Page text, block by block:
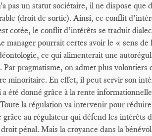
pas un statut sociétaire, il ne dispose
(droit de sortie). Ainsi, ce conflit
cotée, le conflit d’intérêts se traduit
manager pourrait certes avoir le « sens
ce qui alimenterait une
Par pragmatisme, on admet plus
minoritaire. En effet, il peut servir son
été donné grâce à la rente
la régulation va intervenir pour
au régulateur qui défend les intérêts
pénal. Mais la croyance dans la